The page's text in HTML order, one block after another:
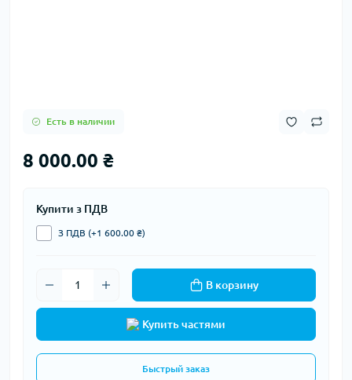
Есть в наличии
8 000.00 ₴
Купити з ПДВ
З ПДВ (+1 600.00 ₴)
В корзину
Купить частями
Быстрый заказ